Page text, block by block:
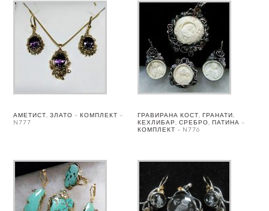
АМЕТИСТ, ЗЛАТО – КОМПЛЕКТ –
N777
ГРАВИРАНА КОСТ, ГРАНАТИ,
КЕХЛИБАР, СРЕБРО, ПАТИНА –
КОМПЛЕКТ – N776